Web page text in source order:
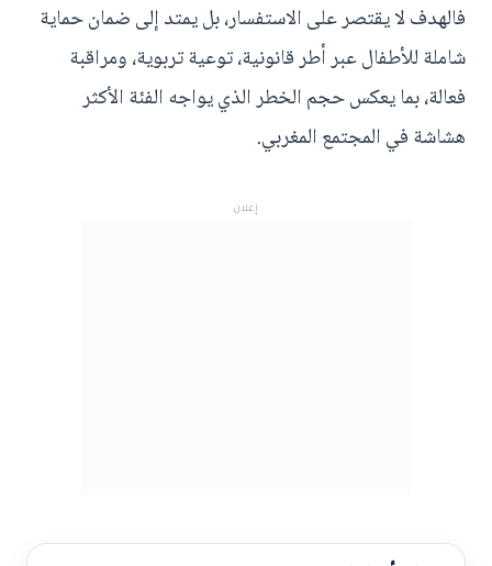
فالهدف لا يقتصر على الاستفسار، بل يمتد إلى ضمان حماية
شاملة للأطفال عبر أطر قانونية، توعية تربوية، ومراقبة
فعالة، بما يعكس حجم الخطر الذي يواجه الفئة الأكثر
هشاشة في المجتمع المغربي.
إعلان